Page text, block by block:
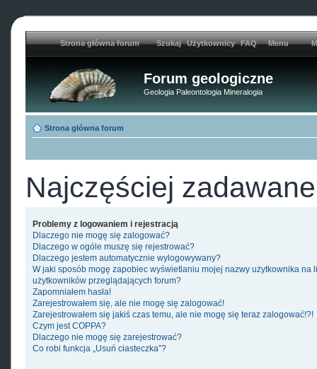
Strona główna forum Szukaj Użytkownicy FAQ Menu
Forum geologiczne
Geologia Paleontologia Mineralogia
Strona główna forum
Najczęściej
Problemy z logowaniem i rejestracją
Dlaczego nie mogę się zalogować?
Dlaczego w ogóle muszę się rejestrować?
Dlaczego jestem automatycznie wylogowywany?
W jaki sposób mogę zapobiec wyświetlaniu mojej nazwy użytkownika na
użytkowników przeglądających forum?
Zapomniałem hasła!
Zarejestrowałem się, ale nie mogę się zalogować!
Zarejestrowałem się jakiś czas temu, ale nie mogę się teraz zalogować!?!
Czym jest COPPA?
Dlaczego nie mogę się zarejestrować?
Co robi funkcja „Usuń ciasteczka”?